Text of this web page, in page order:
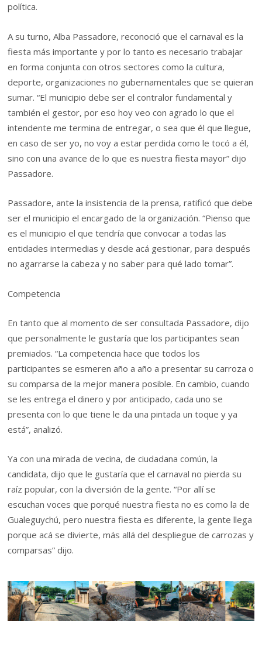
política.
A su turno, Alba Passadore, reconoció que el carnaval es la
fiesta más importante y por lo tanto es necesario trabajar
en forma conjunta con otros sectores como la cultura,
deporte, organizaciones no gubernamentales que se quieran
sumar. “El municipio debe ser el contralor fundamental y
también el gestor, por eso hoy veo con agrado lo que el
intendente me termina de entregar, o sea que él que llegue,
en caso de ser yo, no voy a estar perdida como le tocó a él,
sino con una avance de lo que es nuestra fiesta mayor” dijo
Passadore.
Passadore, ante la insistencia de la prensa, ratificó que debe
ser el municipio el encargado de la organización. “Pienso que
es el municipio el que tendría que convocar a todas las
entidades intermedias y desde acá gestionar, para después
no agarrarse la cabeza y no saber para qué lado tomar”.
Competencia
En tanto que al momento de ser consultada Passadore, dijo
que personalmente le gustaría que los participantes sean
premiados. “La competencia hace que todos los
participantes se esmeren año a año a presentar su carroza o
su comparsa de la mejor manera posible. En cambio, cuando
se les entrega el dinero y por anticipado, cada uno se
presenta con lo que tiene le da una pintada un toque y ya
está”, analizó.
Ya con una mirada de vecina, de ciudadana común, la
candidata, dijo que le gustaría que el carnaval no pierda su
raíz popular, con la diversión de la gente. “Por allí se
escuchan voces que porqué nuestra fiesta no es como la de
Gualeguychú, pero nuestra fiesta es diferente, la gente llega
porque acá se divierte, más allá del despliegue de carrozas y
comparsas” dijo.